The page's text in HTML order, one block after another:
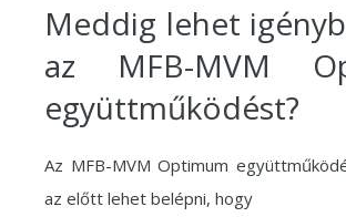
Meddig lehet
az MFB-MVM
együttműködést?
Az MFB-MVM Optimum
az előtt lehet belépni, hogy